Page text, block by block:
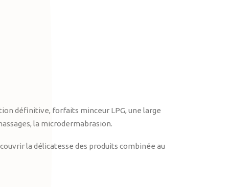
définitive, forfaits minceur LPG, une large
la microdermabrasion.
la délicatesse des produits combinée au